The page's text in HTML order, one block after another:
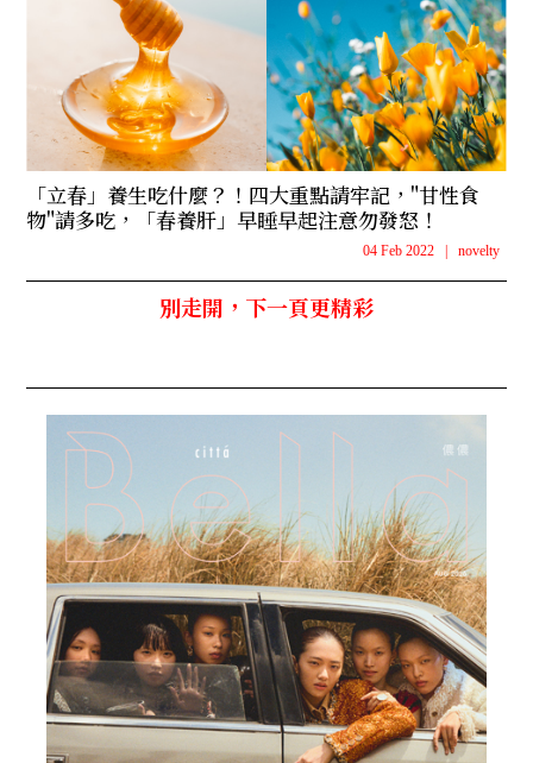
「立春」養生吃什麼？！四大重點請牢記，"甘性食
物"請多吃，「春養肝」早睡早起注意勿發怒！
04 Feb 2022 novelty
別走開，下一頁更精彩